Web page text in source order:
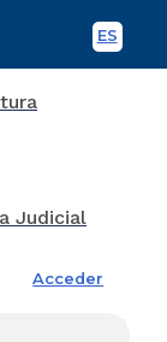
ES
Acceder